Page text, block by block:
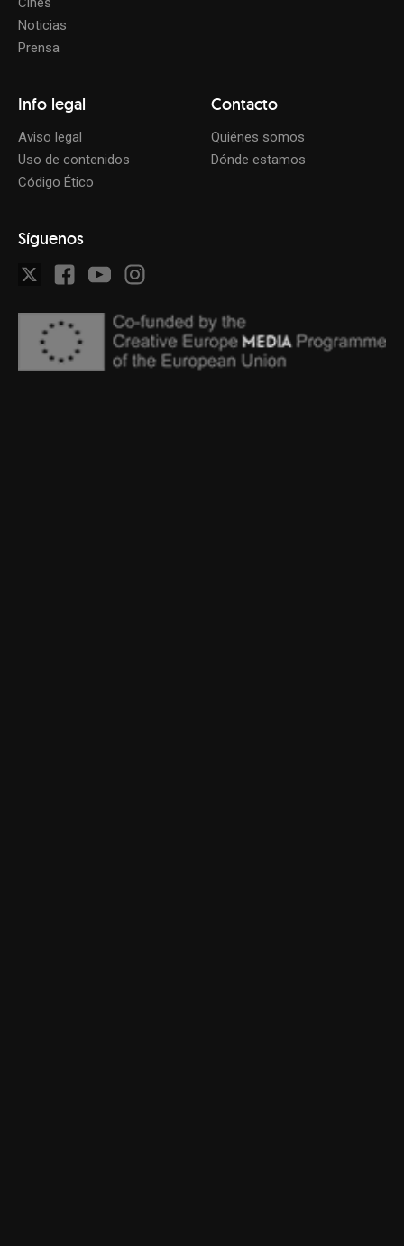
Noticias
Prensa
Info legal
Aviso legal
Uso de contenidos
Código Ético
Contacto
Quiénes somos
Dónde estamos
Síguenos